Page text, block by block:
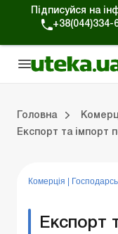
Підписуйся на
+38(044)334-
Головна
Експорт та імпорт
Комерція
Експорт